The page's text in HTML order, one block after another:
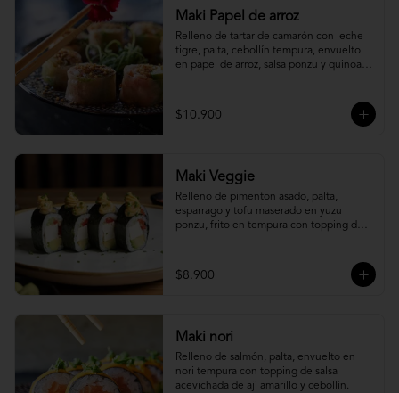
Maki Papel de arroz
Relleno de tartar de camarón con leche
tigre, palta, cebollín tempura, envuelto
en papel de arroz, salsa ponzu y quinoa
$10.900
Maki Veggie
Relleno de pimenton asado, palta,
esparrago y tofu maserado en yuzu
ponzu, frito en tempura con topping de
$8.900
Maki nori
Relleno de salmón, palta, envuelto en
nori tempura con topping de salsa
acevichada de ají amarillo y cebollín.